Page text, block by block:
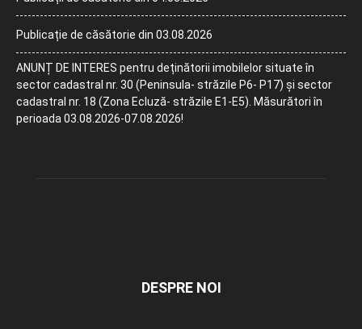
Publicație de căsătorie din 03.08.2026
ANUNȚ DE INTERES pentru deținătorii imobilelor situate în
sector cadastral nr. 30 (Peninsula- străzile P6- P17) și sector
cadastral nr. 18 (Zona Ecluză- străzile E1-E5). Măsurători în
perioada 03.08.2026-07.08.2026!
DESPRE NOI